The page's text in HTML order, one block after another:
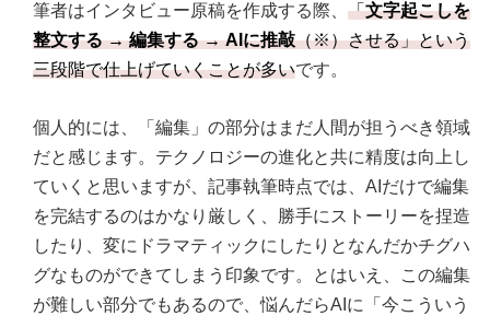
筆者はインタビュー原稿を作成する際、 「文字起こしを
整文する → 編集する → AIに推敲（※）させる」という
三段階で仕上げていくことが多いです。
個人的には、「編集」の部分はまだ人間が担うべき領域
だと感じます。テクノロジーの進化と共に精度は向上し
ていくと思いますが、記事執筆時点では、AIだけで編集
を完結するのはかなり厳しく、勝手にストーリーを捏造
したり、変にドラマティックにしたりとなんだかチグハ
グなものができてしまう印象です。とはいえ、この編集
が難しい部分でもあるので、悩んだらAIに「今こういう